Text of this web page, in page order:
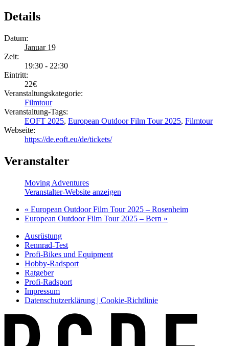
Details
Datum:
Januar 19
Zeit:
19:30 - 22:30
Eintritt:
22€
Veranstaltungskategorie:
Filmtour
Veranstaltung-Tags:
EOFT 2025, European Outdoor Film Tour 2025, Filmtour
Webseite:
https://de.eoft.eu/de/tickets/
Veranstalter
Moving Adventures
Veranstalter-Website anzeigen
« European Outdoor Film Tour 2025 – Rosenheim
European Outdoor Film Tour 2025 – Bern »
Ausrüstung
Rennrad-Test
Profi-Bikes und Equipment
Hobby-Radsport
Ratgeber
Profi-Radsport
Impressum
Datenschutzerklärung | Cookie-Richtlinie